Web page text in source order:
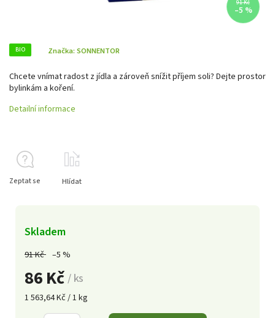
91 Kč
–5 %
BIO Značka: SONNENTOR
91 Kč –5 %
86 Kč/ ks
1 563,64 Kč / 1 kg
Skladem
Chcete vnímat radost z jídla a zároveň snížit příjem soli? Dejte prostor
bylinkám a koření.
Detailní informace
Zeptat se Hlídat